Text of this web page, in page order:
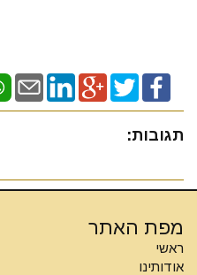
תגובות:
מפת האתר
ראשי
אודותינו